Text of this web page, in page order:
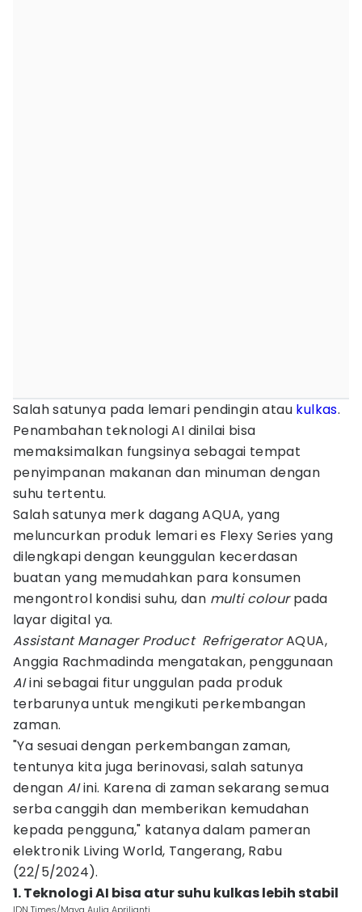
Salah satunya pada lemari pendingin atau kulkas.
Penambahan teknologi AI dinilai bisa
memaksimalkan fungsinya sebagai tempat
penyimpanan makanan dan minuman dengan
suhu tertentu.
Salah satunya merk dagang AQUA, yang
meluncurkan produk lemari es Flexy Series yang
dilengkapi dengan keunggulan kecerdasan
buatan yang memudahkan para konsumen
mengontrol kondisi suhu, dan multi colourpada
layar digital ya.
Assistant Manager Product RefrigeratorAQUA,
Anggia Rachmadinda mengatakan, penggunaan
AIini sebagai fitur unggulan pada produk
terbarunya untuk mengikuti perkembangan
zaman.
"Ya sesuai dengan perkembangan zaman,
tentunya kita juga berinovasi, salah satunya
dengan AIini. Karena di zaman sekarang semua
serba canggih dan memberikan kemudahan
kepada pengguna," katanya dalam pameran
elektronik Living World, Tangerang, Rabu
(22/5/2024).
1. Teknologi AI bisa atur suhu kulkas lebih stabil